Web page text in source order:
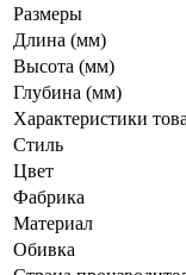
Размеры
Длина (мм)
Высота (мм)
Глубина (мм)
Характеристики
Стиль
Цвет
Фабрика
Материал
Обивка